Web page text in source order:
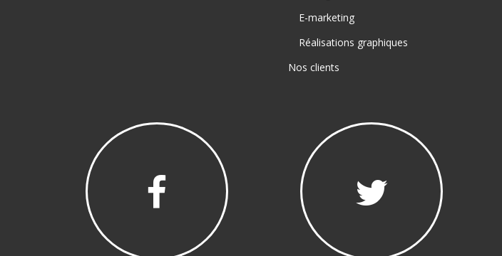
E-marketing
Réalisations graphiques
Nos clients